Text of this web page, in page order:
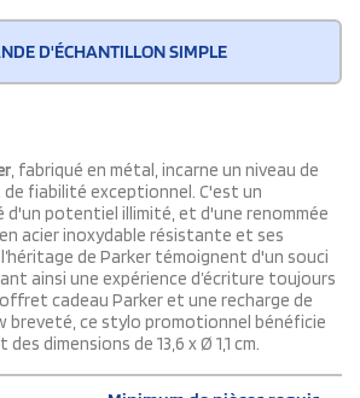
D'ÉCHANTILLON SIMPLE
, fabriqué en métal, incarne un niveau de
fiabilité exceptionnel. C'est un
d'un potentiel illimité, et d'une renommée
acier inoxydable résistante et ses
de Parker témoignent d'un souci
ainsi une expérience d’écriture toujours
cadeau Parker et une recharge de
breveté, ce stylo promotionnel bénéficie
dimensions de 13,6 x Ø 1,1 cm.